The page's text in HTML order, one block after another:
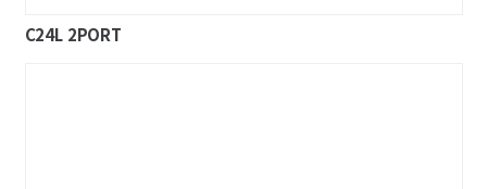
C24L 2PORT